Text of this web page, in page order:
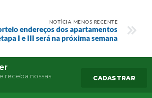
NOTÍCIA MENOS RECENTE
endereços dos apartamentos
I e III será na próxima semana
receba nossas
CADASTRAR